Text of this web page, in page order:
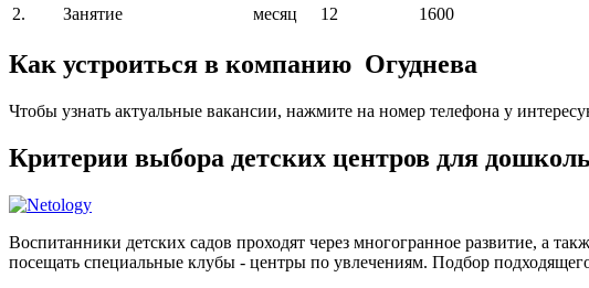
2.
Занятие месяц 12 1600
Как устроиться в компанию Огуднева
Чтобы узнать актуальные вакансии, нажмите на номер телефона у
Критерии выбора детских центров для
Воспитанники детских садов проходят через многогранное развитие, а
посещать специальные клубы - центры по увлечениям. Подбор